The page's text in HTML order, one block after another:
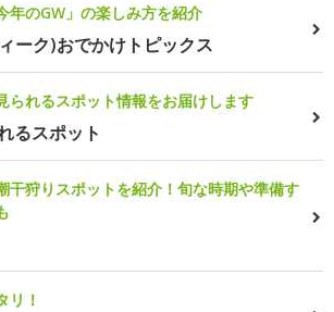
年のGW」の楽しみ方を紹介
ーク)おでかけトピックス
られるスポット情報をお届けします
るスポット
干狩りスポットを紹介！旬な時期や準備す
リ！